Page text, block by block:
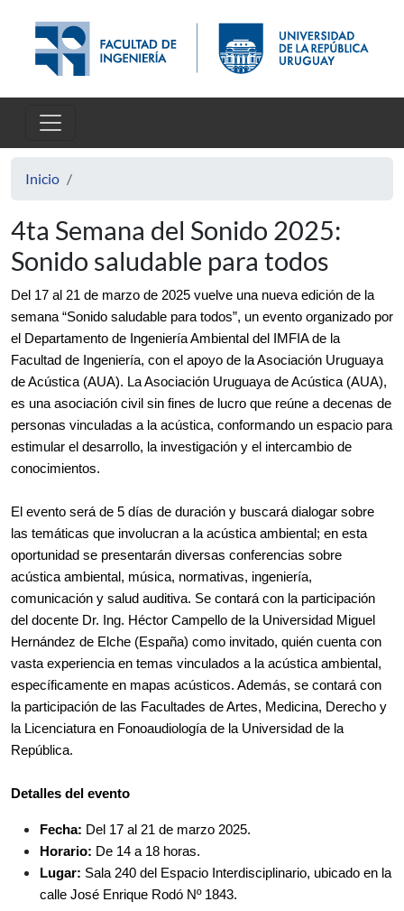
Inicio
4ta Semana del Sonido 2025:
Sonido saludable para todos
Del 17 al 21 de marzo de 2025 vuelve una nueva edición de la
semana “Sonido saludable para todos”, un evento organizado por
el Departamento de Ingeniería Ambiental del IMFIA de la
Facultad de Ingeniería, con el apoyo de la Asociación Uruguaya
de Acústica (AUA). La Asociación Uruguaya de Acústica (AUA),
es una asociación civil sin fines de lucro que reúne a decenas de
personas vinculadas a la acústica, conformando un espacio para
estimular el desarrollo, la investigación y el intercambio de
conocimientos.
El evento será de 5 días de duración y buscará dialogar sobre
las temáticas que involucran a la acústica ambiental; en esta
oportunidad se presentarán diversas conferencias sobre
acústica ambiental, música, normativas, ingeniería,
comunicación y salud auditiva. Se contará con la participación
del docente Dr. Ing. Héctor Campello de la Universidad Miguel
Hernández de Elche (España) como invitado, quién cuenta con
vasta experiencia en temas vinculados a la acústica ambiental,
específicamente en mapas acústicos. Además, se contará con
la participación de las Facultades de Artes, Medicina, Derecho y
la Licenciatura en Fonoaudiología de la Universidad de la
República.
Detalles del evento
Fecha: Del 17 al 21 de marzo 2025.
Horario: De 14 a 18 horas.
Lugar: Sala 240 del Espacio Interdisciplinario, ubicado en la
calle José Enrique Rodó Nº 1843.